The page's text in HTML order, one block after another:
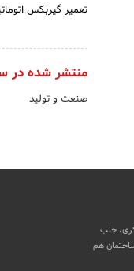
تعمیر گیربکس
منتشر شده در
صنعت و تولید
جنب
ساختمان هم